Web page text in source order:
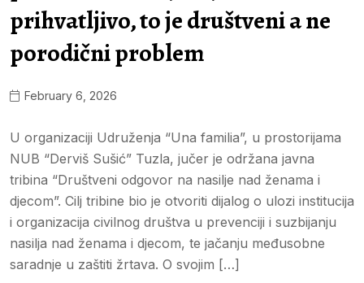
prihvatljivo, to je društveni a ne
porodični problem
February 6, 2026
U organizaciji Udruženja “Una familia”, u prostorijama
NUB “Derviš Sušić” Tuzla, jučer je održana javna
tribina “Društveni odgovor na nasilje nad ženama i
djecom”. Cilj tribine bio je otvoriti dijalog o ulozi institucija
i organizacija civilnog društva u prevenciji i suzbijanju
nasilja nad ženama i djecom, te jačanju međusobne
saradnje u zaštiti žrtava. O svojim […]